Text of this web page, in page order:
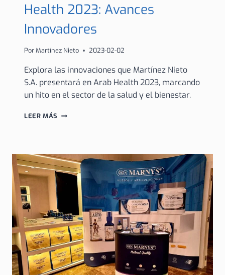
Health 2023: Avances
Innovadores
PorMartínez Nieto 2023-02-02
Explora las innovaciones que Martínez Nieto
S.A. presentará en Arab Health 2023, marcando
un hito en el sector de la salud y el bienestar.
LEER MÁS MARTÍNEZ
ARAB
HEALTH
2023:
AVANCES
INNOVADORES